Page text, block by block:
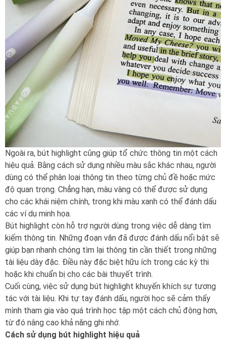
Ngoài ra, bút highlight cũng giúp tổ chức thông tin một cách
hiệu quả. Bằng cách sử dụng nhiều màu sắc khác nhau, người
dùng có thể phân loại thông tin theo từng chủ đề hoặc mức
độ quan trọng. Chẳng hạn, màu vàng có thể được sử dụng
cho các khái niệm chính, trong khi màu xanh có thể đánh dấu
các ví dụ minh họa.
Bút highlight còn hỗ trợ người dùng trong việc dễ dàng tìm
kiếm thông tin. Những đoạn văn đã được đánh dấu nổi bật sẽ
giúp bạn nhanh chóng tìm lại thông tin cần thiết trong những
tài liệu dày đặc. Điều này đặc biệt hữu ích trong các kỳ thi
hoặc khi chuẩn bị cho các bài thuyết trình.
Cuối cùng, việc sử dụng bút highlight khuyến khích sự tương
tác với tài liệu. Khi tự tay đánh dấu, người học sẽ cảm thấy
mình tham gia vào quá trình học tập một cách chủ động hơn,
từ đó nâng cao khả năng ghi nhớ.
Cách sử dụng bút highlight hiệu quả